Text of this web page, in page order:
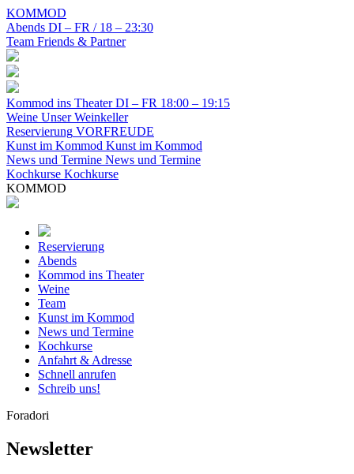
KOMMOD
Abends DI – FR / 18 – 23:30
Team Friends & Partner
Kommod ins Theater DI – FR 18:00 – 19:15
Weine Unser Weinkeller
Reservierung VORFREUDE
Kunst im Kommod Kunst im Kommod
News und Termine News und Termine
Kochkurse Kochkurse
KOMMOD
Reservierung
Abends
Kommod ins Theater
Weine
Team
Kunst im Kommod
News und Termine
Kochkurse
Anfahrt & Adresse
Schnell anrufen
Schreib uns!
Foradori
Newsletter